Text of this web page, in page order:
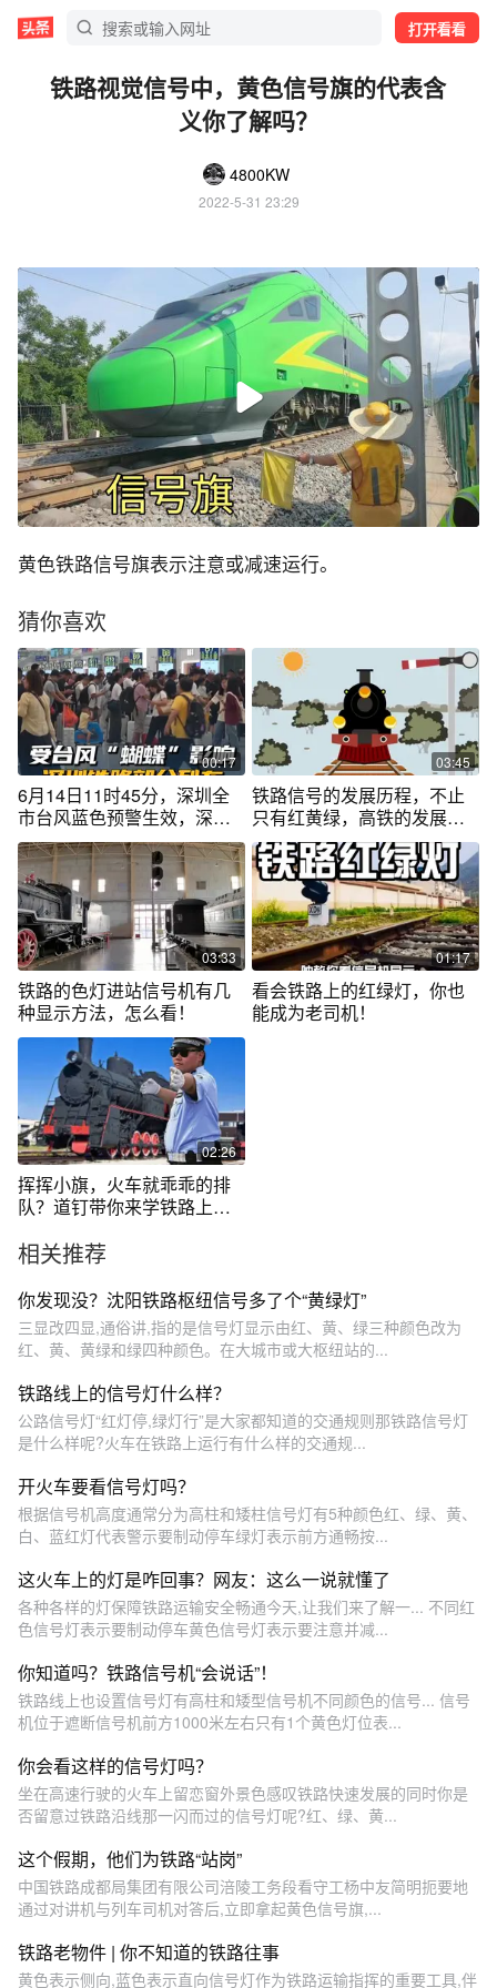
打开看看
铁路视觉信号中，黄色信号旗的代表含
义你了解吗？
4800KW
2022-5-31 23:29
黄色铁路信号旗表示注意或减速运行。
猜你喜欢
00:17
6月14日11时45分，深圳全
市台风蓝色预警生效，深圳
市分区暴雨黄色预警信号生
效。为确保旅客列车运行安
全，#深圳铁路 部分列车停
运、变更运行区段。#深圳天
气
03:45
铁路信号的发展历程，不止
只有红黄绿，高铁的发展让
信号灯隐身了
03:33
铁路的色灯进站信号机有几
种显示方法，怎么看！
01:17
看会铁路上的红绿灯，你也
能成为老司机！
02:26
挥挥小旗，火车就乖乖的排
队？道钉带你来学铁路上的
相关推荐
你发现没？沈阳铁路枢纽信号多了个“黄绿灯”
三显改四显,通俗讲,指的是信号灯显示由红、黄、绿三种颜色改为
红、黄、黄绿和绿四种颜色。在大城市或大枢纽站的...
铁路线上的信号灯什么样？
公路信号灯“红灯停,绿灯行”是大家都知道的交通规则那铁路信号灯
是什么样呢?火车在铁路上运行有什么样的交通规...
开火车要看信号灯吗？
根据信号机高度通常分为高柱和矮柱信号灯有5种颜色红、绿、黄、
白、蓝红灯代表警示要制动停车绿灯表示前方通畅按...
这火车上的灯是咋回事？网友：这么一说就懂了
各种各样的灯保障铁路运输安全畅通今天,让我们来了解一... 不同红
色信号灯表示要制动停车黄色信号灯表示要注意并减...
你知道吗？铁路信号机“会说话”！
铁路线上也设置信号灯有高柱和矮型信号机不同颜色的信号... 信号
机位于遮断信号机前方1000米左右只有1个黄色灯位表...
你会看这样的信号灯吗？
坐在高速行驶的火车上留恋窗外景色感叹铁路快速发展的同时你是
否留意过铁路沿线那一闪而过的信号灯呢?红、绿、黄...
这个假期，他们为铁路“站岗”
中国铁路成都局集团有限公司涪陵工务段看守工杨中友简明扼要地
通过对讲机与列车司机对答后,立即拿起黄色信号旗,...
铁路老物件 | 你不知道的铁路往事
黄色表示侧向,蓝色表示直向信号灯作为铁路运输指挥的重要工具,伴